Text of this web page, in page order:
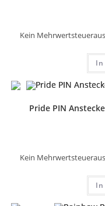
Kein
Pride PIN
Kein